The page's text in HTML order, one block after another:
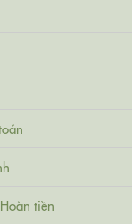
tiền